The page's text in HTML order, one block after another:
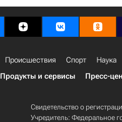
Происшествия Спорт Наука
Продукты и сервисы Пресс-
Свидетельство о
Учредитель: Федеральное